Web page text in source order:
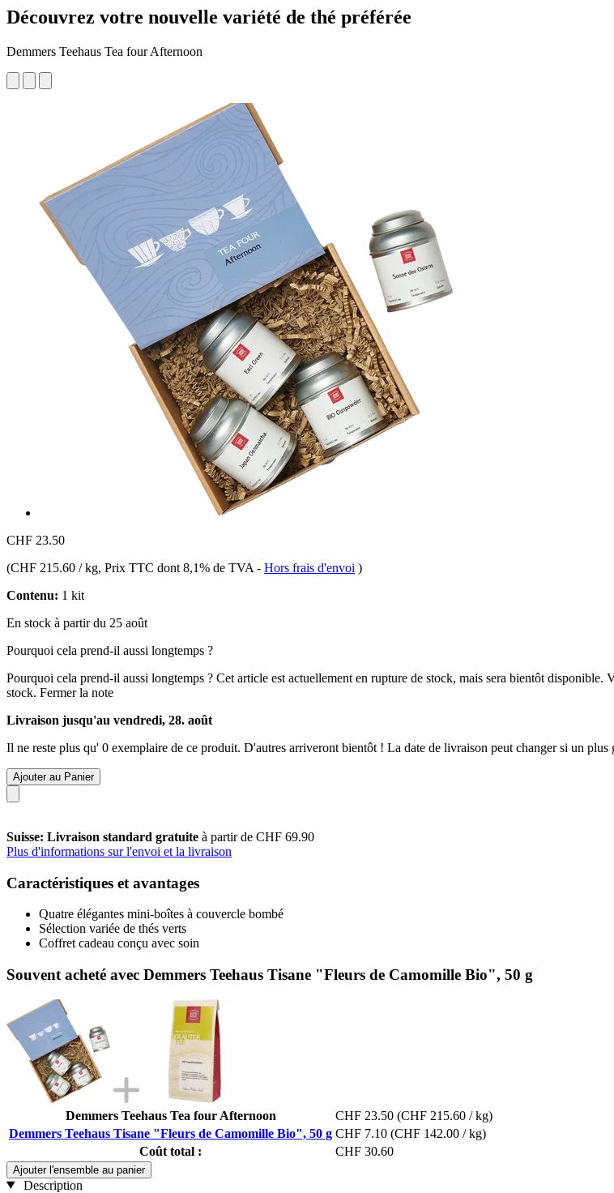
Découvrez votre nouvelle variété de thé préférée
Demmers Teehaus Tea four Afternoon
CHF 23.50
(CHF 215.60 / kg, Prix TTC dont 8,1% de TVA - Hors frais d'envoi )
Contenu: 1 kit
En stock à partir du 25 août
Pourquoi cela prend-il aussi longtemps ?
Pourquoi cela prend-il aussi longtemps ? Cet article est actuellement en rupture de stock, mais sera bientôt
stock. Fermer la note
Livraison jusqu'au vendredi, 28. août
Il ne reste plus qu' 0 exemplaire de ce produit. D'autres arriveront bientôt ! La date de livraison peut changer si un plus
Ajouter au Panier
Suisse: Livraison standard gratuite à partir de CHF 69.90
Plus d'informations sur l'envoi et la livraison
Caractéristiques et avantages
Quatre élégantes mini-boîtes à couvercle bombé
Sélection variée de thés verts
Coffret cadeau conçu avec soin
Souvent acheté avec Demmers Teehaus Tisane "Fleurs de Camomille Bio", 50 g
Demmers Teehaus Tea four Afternoon CHF 23.50 (CHF 215.60 / kg)
Demmers Teehaus Tisane "Fleurs de Camomille Bio", 50 g CHF 7.10 (CHF 142.00 / kg)
Coût total :
CHF 30.60
Ajouter l'ensemble au panier
Description